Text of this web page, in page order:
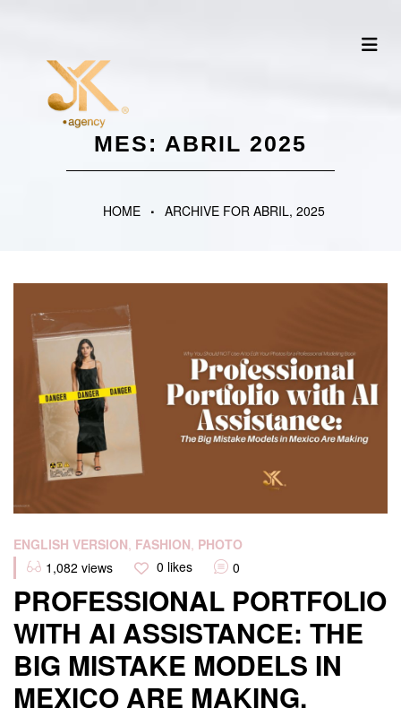
MES: ABRIL 2025
HOME ARCHIVE FOR ABRIL, 2025
Categories
ENGLISH VERSION, FASHION, PHOTO
0
0 likes
1,082 views
PROFESSIONAL PORTFOLIO
WITH AI ASSISTANCE: THE
BIG MISTAKE MODELS IN
MEXICO ARE MAKING.